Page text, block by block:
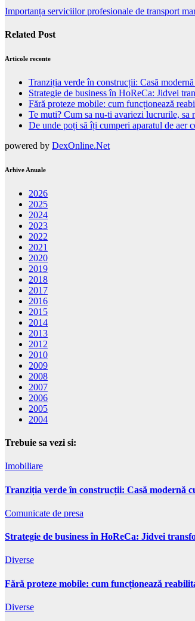
Importanța serviciilor profesionale de transport
Related Post
Articole recente
Tranziția verde în construcții: Casă
Strategie de business în HoReCa: Jidvei
Fără proteze mobile: cum funcționează
Te muti? Cum sa nu-ti avariezi lucrurile, sa
De unde poți să îți cumperi aparatul de aer
powered by DexOnline.Net
Arhive Anuale
2026
2025
2024
2023
2022
2021
2020
2019
2018
2017
2016
2015
2014
2013
2012
2010
2009
2008
2007
2006
2005
2004
Trebuie sa vezi si:
Imobiliare
Tranziția verde în construcții: Casă modernă
Comunicate de presa
Strategie de business în HoReCa: Jidvei
Diverse
Fără proteze mobile: cum funcționează
Diverse